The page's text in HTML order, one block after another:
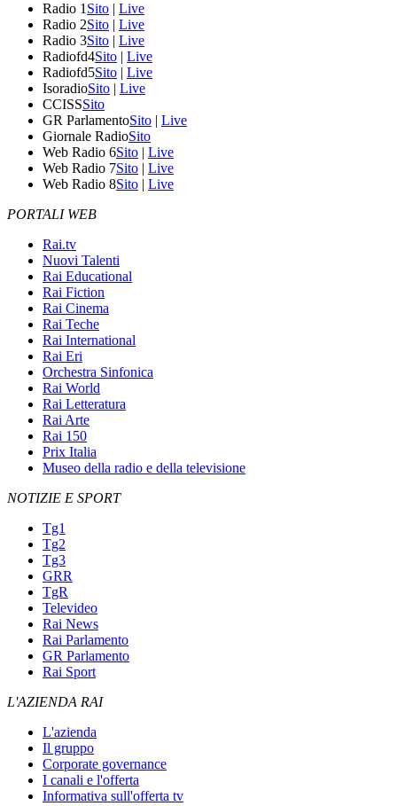
Radio 1 Sito | Live
Radio 2Sito | Live
Radio 3Sito | Live
Radiofd4Sito | Live
Radiofd5Sito | Live
IsoradioSito | Live
CCISSSito
GR ParlamentoSito | Live
Giornale RadioSito
Web Radio 6Sito | Live
Web Radio 7Sito | Live
Web Radio 8Sito | Live
PORTALI WEB
Rai.tv
Nuovi Talenti
Rai Educational
Rai Fiction
Rai Cinema
Rai Teche
Rai International
Rai Eri
Orchestra Sinfonica
Rai World
Rai Letteratura
Rai Arte
Rai 150
Prix Italia
Museo della radio e della televisione
NOTIZIE E SPORT
Tg1
Tg2
Tg3
GRR
TgR
Televideo
Rai News
Rai Parlamento
GR Parlamento
Rai Sport
L'AZIENDA RAI
L'azienda
Il gruppo
Corporate governance
I canali e l'offerta
Informativa sull'offerta tv